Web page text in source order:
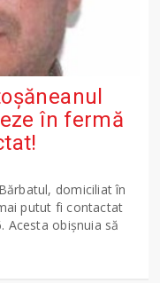
în fermă
domiciliat în
putut fi contactat
Acesta obișnuia să